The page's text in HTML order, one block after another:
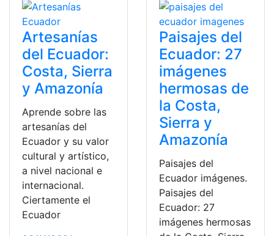
Artesanías
del Ecuador:
Costa, Sierra
y Amazonía
Aprende sobre las
artesanías del
Ecuador y su valor
cultural y artístico,
a nivel nacional e
internacional.
Ciertamente el
Ecuador
Paisajes del
Ecuador: 27
imágenes
hermosas de
la Costa,
Sierra y
Amazonía
Paisajes del
Ecuador imágenes.
Paisajes del
Ecuador: 27
imágenes hermosas